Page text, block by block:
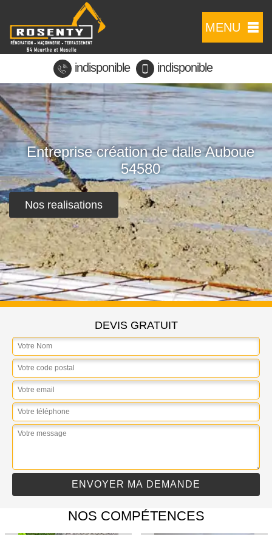
MENU
indisponible indisponible
Entreprise création de dalle Auboue
54580
Nos realisations
DEVIS GRATUIT
NOS COMPÉTENCES